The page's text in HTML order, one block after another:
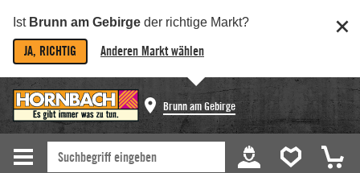
Ist Brunn am Gebirge der richtige Markt?
JA, RICHTIG Anderen Markt wählen
Brunn am Gebirge